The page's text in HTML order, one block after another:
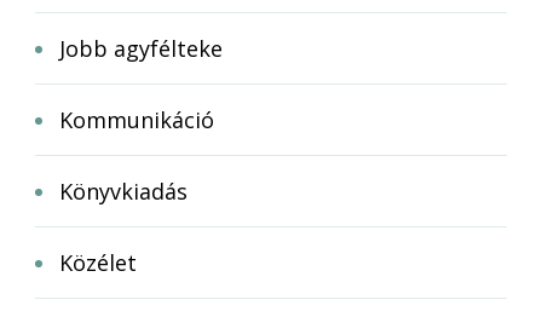
Jobb agyfélteke
Kommunikáció
Könyvkiadás
Közélet